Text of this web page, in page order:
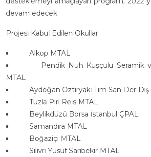
devam edecek.
Projesi Kabul Edilen Okullar:
Alkop MTAL
Pendik Nuh Kuşçulu Seramik ve
MTAL
Aydoğan Öztiryaki Tim San-Der Dış
Tuzla Piri Reis MTAL
Beylikdüzü Borsa İstanbul ÇPAL
Samandıra MTAL
Boğaziçi MTAL
Silivri Yusuf Sarıbekir MTAL